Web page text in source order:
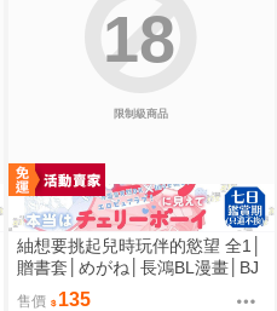
限制級商品
18
紬想要挑起兒時玩伴的慾望 全1│
贈書套│めがね│長鴻BL漫畫│BJ
4動漫
售價 135